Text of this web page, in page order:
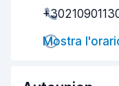
Rapidità del ritiro
Rapidità della
Mostra